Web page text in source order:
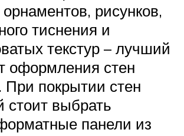
рисунков,
тиснения и
текстур – лучший
оформления стен
При покрытии стен
стоит выбрать
панели из